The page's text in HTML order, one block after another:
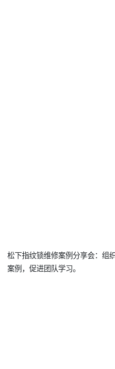
松下指纹锁维修案例分享会：组
案例，促进团队学习。